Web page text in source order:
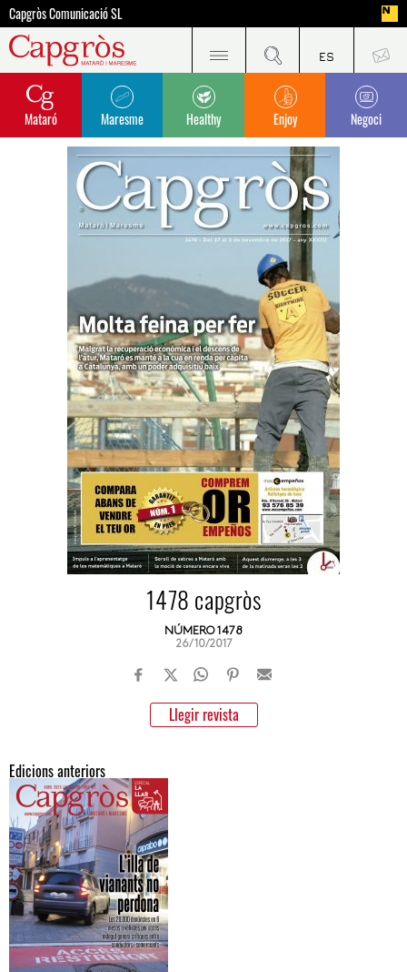
Capgròs Comunicació SL
Mataró Maresme Healthy Enjoy Negoci
1478 capgròs
NÚMERO 1478
26/10/2017
Llegir revista
Edicions anteriors